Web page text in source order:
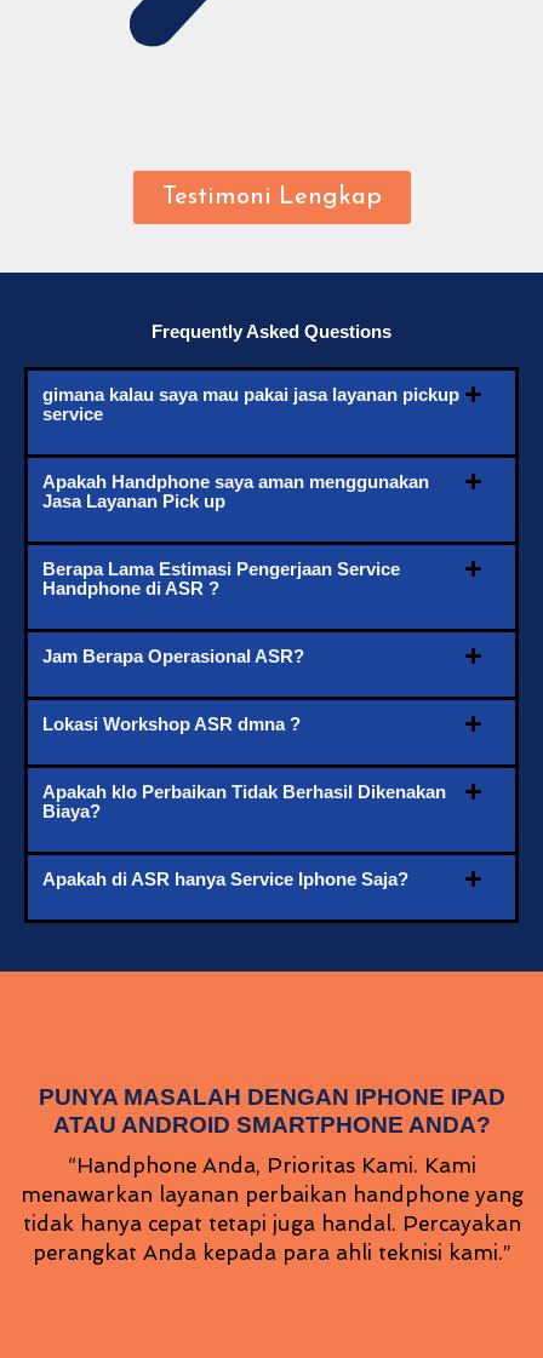
Testimoni Lengkap
Frequently Asked Questions
gimana kalau saya mau pakai jasa layanan pickup
service
Apakah Handphone saya aman menggunakan
Jasa Layanan Pick up
Berapa Lama Estimasi Pengerjaan Service
Handphone di ASR ?
Jam Berapa Operasional ASR?
Lokasi Workshop ASR dmna ?
Apakah klo Perbaikan Tidak Berhasil Dikenakan
Biaya?
Apakah di ASR hanya Service Iphone Saja?
PUNYA MASALAH DENGAN IPHONE IPAD
ATAU ANDROID SMARTPHONE ANDA?
“Handphone Anda, Prioritas Kami. Kami
menawarkan layanan perbaikan handphone yang
tidak hanya cepat tetapi juga handal. Percayakan
perangkat Anda kepada para ahli teknisi kami.”